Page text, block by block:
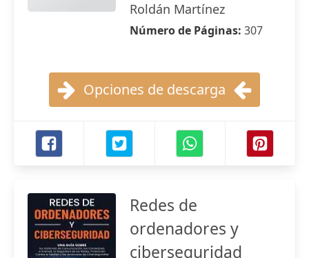
Roldán Martínez
Número de Páginas: 307
Opciones de descarga
Redes de
ordenadores y
ciberseguridad